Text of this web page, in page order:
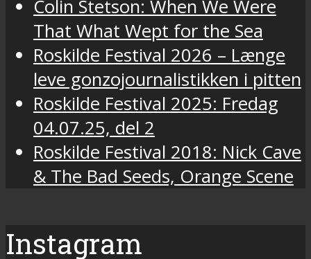
Colin Stetson: When We Were
That What Wept for the Sea
Roskilde Festival 2026 – Længe
leve gonzojournalistikken i pitten
Roskilde Festival 2025: Fredag
04.07.25, del 2
Roskilde Festival 2018: Nick Cave
& The Bad Seeds, Orange Scene
Instagram